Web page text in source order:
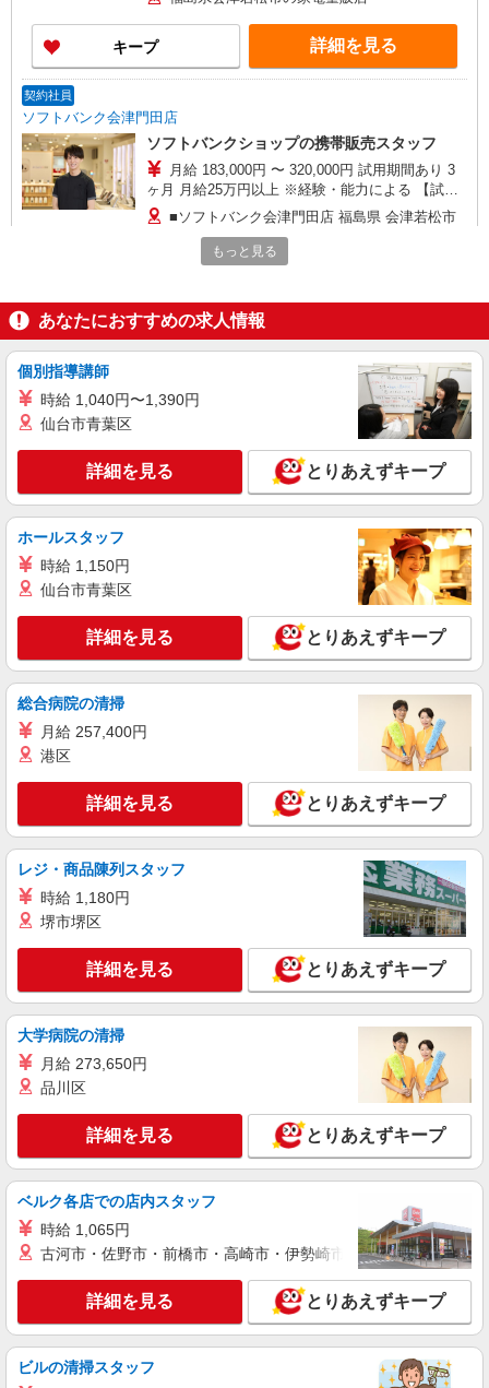
頂くと, インセンティブ支給(規定有) ★月2回払
い・週払い可能（規程有）★ ゜・。○。・゜
+゜・。○。・゜+゜
キープ 詳細を見る
契約社員
ソフトバンク会津門田店
ソフトバンクショップの携帯販売スタッフ
月給 183,000円 〜 320,000円 試用期間あり 3
ヶ月 月給25万円以上 ※経験・能力による 【試用
期間】月給 183000 円 〜 320000 円
■ソフトバンク会津門田店 福島県 会津若松市
西年貢1丁目 1‐5
契約社員
ソフトバンク販売契約社員【会津若松市エリア】
家電量販店内の携帯販売スタッフ
月給 247,340円 〜 247,340円 試用期間なし ※
経験・能力による 【試用期間】時給 0 円 〜 0 円
■ソフトバンク販売契約社員【会津若松市エリ
ア】 福島県会津若松市
詳細を見る
契約社員
ソフトバンク会津若松店
ソフトバンクショップの携帯販売スタッフ
月給 183,000円 〜 320,000円 試用期間あり 3
ヶ月 月給25万円以上 ※経験・能力による 【試用
期間】月給 183000 円 〜 320000 円
■ソフトバンク会津若松店 福島県 会津若松市
詳細を見る
紹介予定派遣
株式会社シエロ
人気機種に詳しくなれる携帯販売【au】
時給1500円〜 ※残業代支給 ★交通費上限800
11400円/月支給 家電アドバイザー資格をお持ちの
方はグレードに合わせて2500〜5000円/月支給 ※
入社後獲得も対象 【役割手当】 CSA（チーフセ
ールスアドバイザー）に昇格すると16600円/月支
給 ゜+゜・。○。・゜+゜・。○。・゜+゜ 入社祝
（規程有）★ ゜・。○。・゜+゜・。○。・゜+゜
福島県会津若松市の家電量販店
キープ 詳細を見る
派遣社員 紹介予定派遣
株式会社シエロ
人気機種に詳しくなれる携帯販売【au】
時給1500円〜 ※残業代支給 ★交通費上限800
円/日 【資格手当制度】 au資格取得で5200〜
11400円/月支給 家電アドバイザー資格をお持ちの
方はグレードに合わせて2500〜5000円/月支給 ※
入社後獲得も対象 【役割手当】 CSA（チーフセ
ールスアドバイザー）に昇格すると16600円/月支
い金10万円支給(規定有) お友達を紹介頂くと, イン
センティブ支給(規定有) ★月2回払い・週払い可能
（規程有）★ ゜・。○。・゜+゜・。○。・゜+゜
福島県会津若松市の家電量販店
キープ
派遣社員 紹介予定派遣
携帯販売スタッフ【au】
時給1500円〜 ※残業代支給 ★交通費上限800
円/日 【資格手当制度】 au資格取得で5200〜
11400円/月支給 家電アドバイザー資格をお持ちの
もっと見る
あなたにおすすめの求人情報
個別指導講師
時給 1,040円〜1,390円
仙台市青葉区
詳細を見る とりあえずキープ
ホールスタッフ
時給 1,150円
仙台市青葉区
詳細を見る とりあえずキープ
総合病院の清掃
月給 257,400円
港区
詳細を見る とりあえずキープ
レジ・商品陳列スタッフ
時給 1,180円
堺市堺区
詳細を見る とりあえずキープ
大学病院の清掃
月給 273,650円
品川区
詳細を見る とりあえずキープ
ベルク各店での店内スタッフ
時給 1,065円
古河市・佐野市・前橋市・高崎市・伊勢崎市・太田市・館林市
詳細を見る とりあえずキープ
ビルの清掃スタッフ